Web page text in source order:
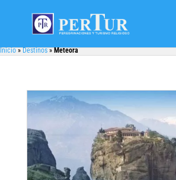
Inicio»Destinos»Meteora